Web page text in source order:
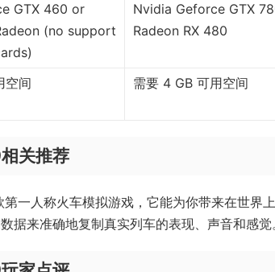
GTX 460 or
(no support
Nvidia Geforce GTX
Radeon RX 480
空间 需要 4 GB 可用空间
关推荐
第一人称火车模拟游戏，它能为你带来在世界
据来准确地复制真实列车的表现、声音和感觉